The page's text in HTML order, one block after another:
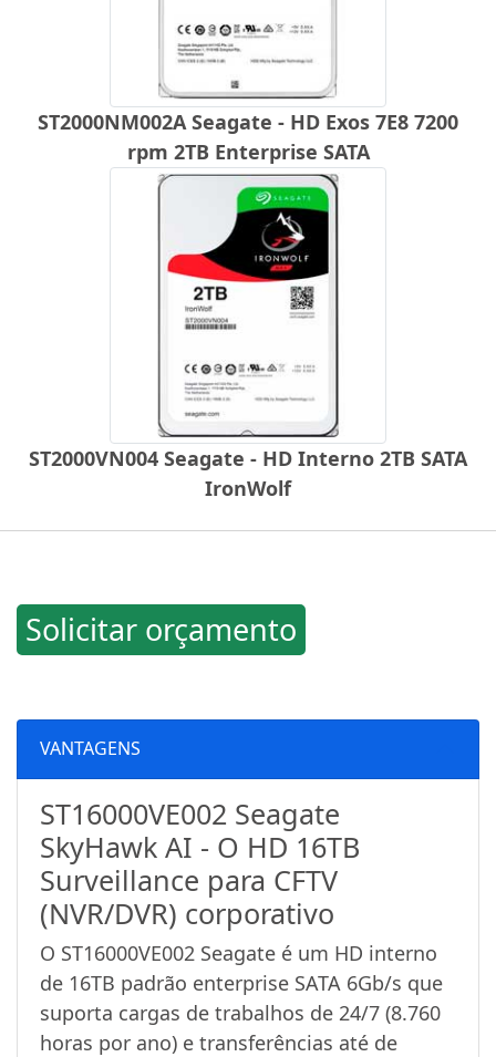
ST2000NM002A Seagate - HD Exos 7E8 7200
rpm 2TB Enterprise SATA
ST2000VN004 Seagate - HD Interno 2TB SATA
IronWolf
Solicitar orçamento
VANTAGENS
ST16000VE002 Seagate
SkyHawk AI - O HD 16TB
Surveillance para CFTV
(NVR/DVR) corporativo
O ST16000VE002 Seagate é um HD interno
de 16TB padrão enterprise SATA 6Gb/s que
suporta cargas de trabalhos de 24/7 (8.760
horas por ano) e transferências até de